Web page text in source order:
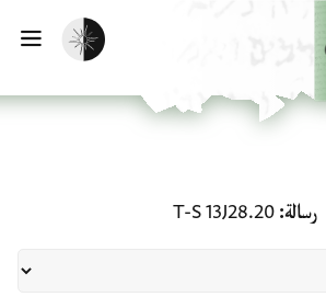
تفعيل الوضع المظلم
رسالة T-S 13J28.20